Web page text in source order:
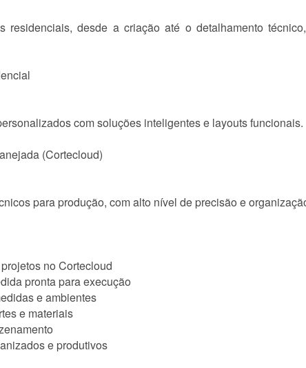
residenciais, desde a criação até o detalhamento
com soluções inteligentes e layouts funcionais.
(Cortecloud)
para produção, com alto nível de precisão e
no Cortecloud
pronta para execução
e ambientes
e materiais
e produtivos